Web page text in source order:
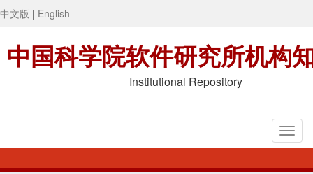
中文版 | English
中国科学院软件研究所机构
Institutional Repository